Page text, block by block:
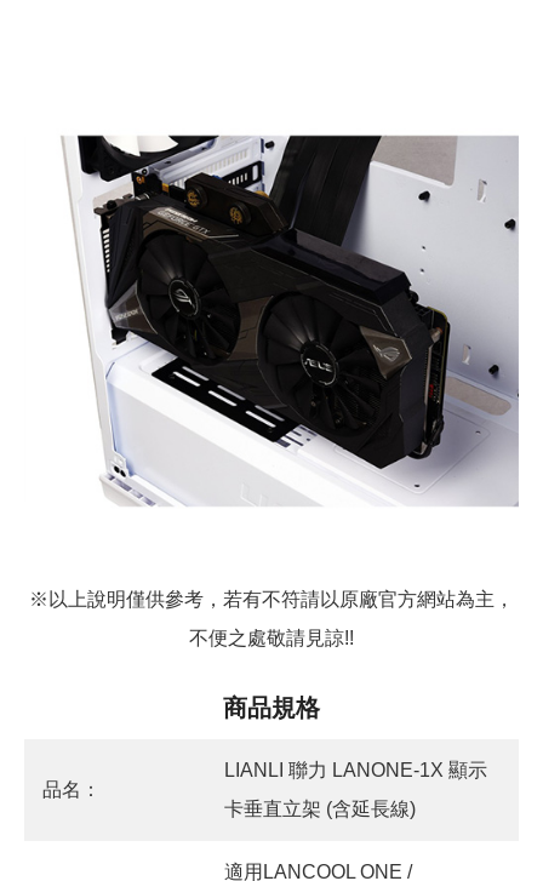
※以上說明僅供參考，若有不符請以原廠官方網站為主，
不便之處敬請見諒!!
商品規格
品名：
LIANLI 聯力 LANONE-1X 顯示
卡垂直立架 (含延長線)
適用LANCOOL ONE /